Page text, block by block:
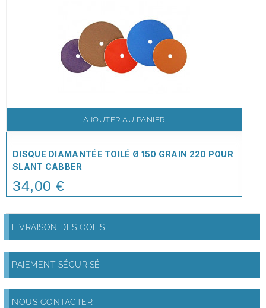
AJOUTER AU PANIER
DISQUE DIAMANTÉE TOILÉ Ø 150 GRAIN 220 POUR
SLANT CABBER
Price
34,00 €
LIVRAISON DES COLIS
PAIEMENT SÉCURISÉ
NOUS CONTACTER